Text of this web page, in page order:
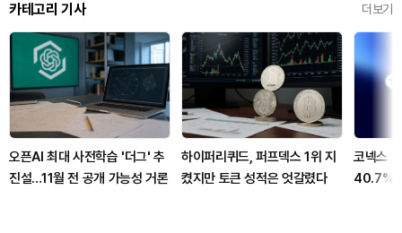
카테고리 기사 더보기
오픈AI 최대 사전학습 '더그' 추
진설…11월 전 공개 가능성 거론
하이퍼리퀴드, 퍼프덱스 1위 지
켰지만 토큰 성적은 엇갈렸다
코넥스
40.7%